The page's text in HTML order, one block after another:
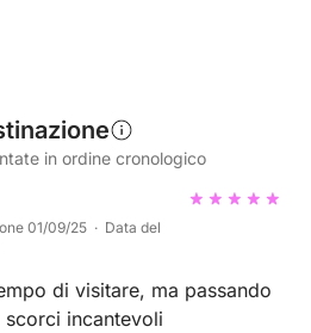
in ordine cronologico
01/09/25 · Data del
di visitare, ma passando
incantevoli